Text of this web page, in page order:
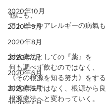
2020年10月
2020年9月
2020年8月
2020年7月
2020年6月
2020年5月
他にも、
アトピーやアレルギーの病氣も
対処療法としての『薬』を
何も調べず飲むのではなく、
《その根源を知る努力》をする
対処療法ではなく、根源から
根源療法へと変わっていく。